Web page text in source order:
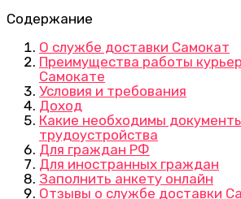
Содержание
О службе доставки Самокат
Преимущества работы
Самокате
Условия и требования
Доход
Какие необходимы
трудоустройства
Для граждан РФ
Для иностранных граждан
Заполнить анкету онлайн
Отзывы о службе доставки